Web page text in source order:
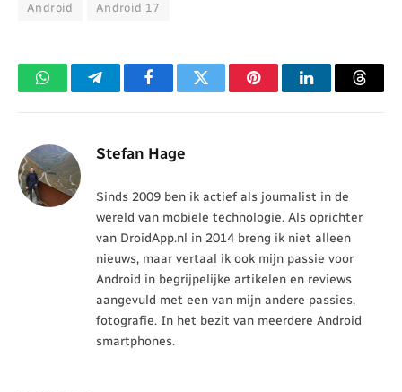
Android Android 17
WhatsAppTelegramFacebookTwitter PinterestLinkedIn
Stefan Hage
Sinds 2009 ben ik actief als journalist in de
wereld van mobiele technologie. Als oprichter
van DroidApp.nl in 2014 breng ik niet alleen
nieuws, maar vertaal ik ook mijn passie voor
Android in begrijpelijke artikelen en reviews
aangevuld met een van mijn andere passies,
fotografie. In het bezit van meerdere Android
smartphones.